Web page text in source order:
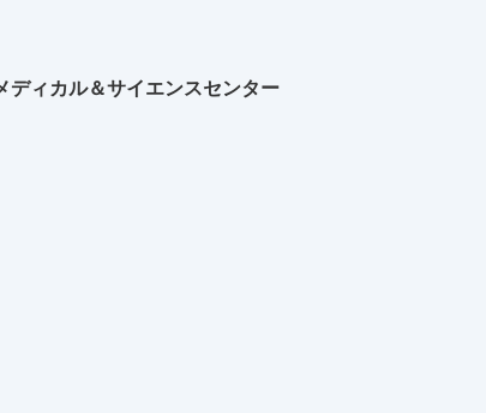
ディカル＆サイエンスセンター